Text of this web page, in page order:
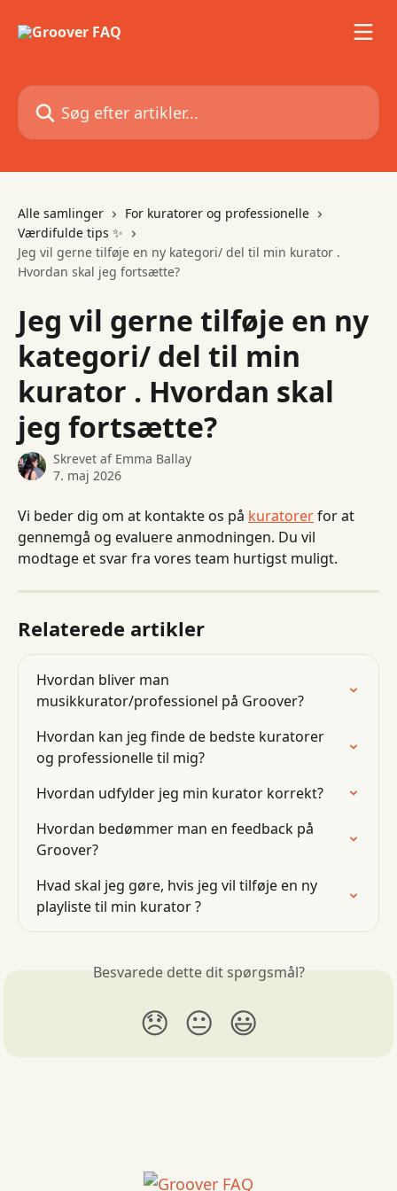
Søg efter artikler...
Alle samlinger
For kuratorer og professionelle
Værdifulde tips ✨
Jeg vil gerne tilføje en ny kategori/ del til min kurator .
Hvordan skal jeg fortsætte?
Jeg vil gerne tilføje en ny
kategori/ del til min
kurator . Hvordan skal
jeg fortsætte?
Skrevet af Emma Ballay
7. maj 2026
Vi beder dig om at kontakte os på kuratorer for at
gennemgå og evaluere anmodningen. Du vil
modtage et svar fra vores team hurtigst muligt.
Relaterede artikler
Hvordan bliver man
musikkurator/professionel på Groover?
Hvordan kan jeg finde de bedste kuratorer
og professionelle til mig?
Hvordan udfylder jeg min kurator korrekt?
Hvordan bedømmer man en feedback på
Groover?
Hvad skal jeg gøre, hvis jeg vil tilføje en ny
playliste til min kurator ?
Besvarede dette dit spørgsmål?
😞 😐 😃